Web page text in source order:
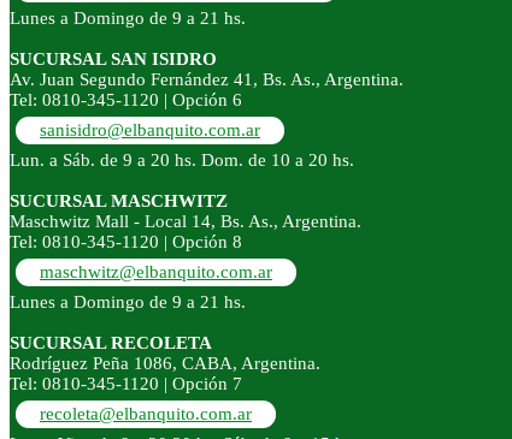
Lunes a Domingo de 9 a 21 hs.
SUCURSAL SAN ISIDRO
Av. Juan Segundo Fernández 41, Bs. As., Argentina.
Tel: 0810-345-1120 | Opción 6
sanisidro@elbanquito.com.ar
Lun. a Sáb. de 9 a 20 hs. Dom. de 10 a 20 hs.
SUCURSAL MASCHWITZ
Maschwitz Mall - Local 14, Bs. As., Argentina.
Tel: 0810-345-1120 | Opción 8
maschwitz@elbanquito.com.ar
Lunes a Domingo de 9 a 21 hs.
SUCURSAL RECOLETA
Rodríguez Peña 1086, CABA, Argentina.
Tel: 0810-345-1120 | Opción 7
recoleta@elbanquito.com.ar